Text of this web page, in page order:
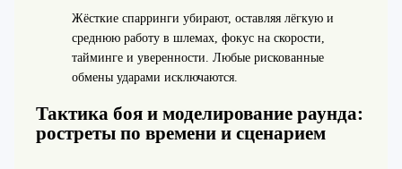
Жёсткие спарринги убирают, оставляя лёгкую и
среднюю работу в шлемах, фокус на скорости,
тайминге и уверенности. Любые рискованные
обмены ударами исключаются.
Тактика боя и моделирование раунда:
ростреты по времени и сценарием